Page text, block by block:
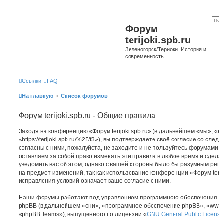
Форум
terijoki.spb.ru
Зеленогорск/Териоки. История и
современность.
Ссылки FAQ
На главную Список форумов
Форум terijoki.spb.ru - Общие правила
Заходя на конференцию «Форум terijoki.spb.ru» (в дальнейшем «мы»,
«https://terijoki.spb.ru/%2F/f3»), вы подтверждаете своё согласие со
согласны с ними, пожалуйста, не заходите и не пользуйтесь
оставляем за собой право изменять эти правила в любое время и
уведомить вас об этом, однако с вашей стороны было бы разумным
на предмет изменений, так как использование конференции «Форум
исправления условий означает ваше согласие с ними.
Наши форумы работают под управлением программного
phpBB (в дальнейшем «они», «программное обеспечение phpBB»,
«phpBB Teams»), выпущенного по лицензии «GNU General Public